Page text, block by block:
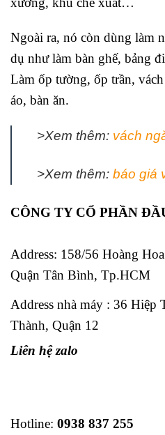
Ngoài ra, nó còn dùng làm
dụ như làm bàn ghế, bảng
Làm ốp tường, ốp trần,
áo, bàn ăn.
>Xem thêm: vách
>Xem thêm: báo giá
CÔNG TY CỔ PHẦN
Address: 158/56 Hoàng
Quận Tân Bình, Tp.HCM
Address nhà máy : 36 Hiệp
Thành, Quận 12
Liên hệ zalo
Hotline: 0938 837 255